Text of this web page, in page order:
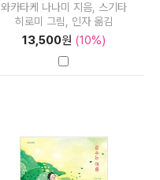
와카타케 나나미 지음, 스기타
히로미 그림, 인자 옮김
13,500원 (10%)